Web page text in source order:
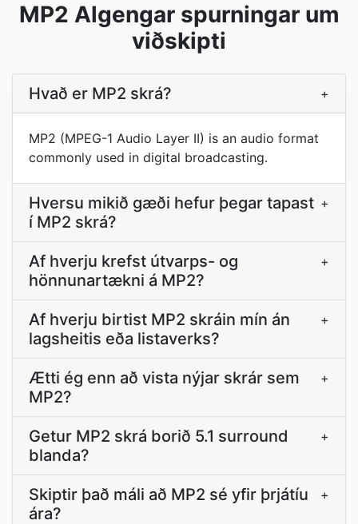
MP2 Algengar spurningar um
viðskipti
Hvað er MP2 skrá? +
MP2 (MPEG-1 Audio Layer II) is an audio format
commonly used in digital broadcasting.
Hversu mikið gæði hefur þegar tapast
í MP2 skrá?
+
Af hverju krefst útvarps- og
hönnunartækni á MP2?
+
Af hverju birtist MP2 skráin mín án
lagsheitis eða listaverks?
+
Ætti ég enn að vista nýjar skrár sem
MP2?
+
Getur MP2 skrá borið 5.1 surround
blanda?
+
Skiptir það máli að MP2 sé yfir þrjátíu
ára?
+